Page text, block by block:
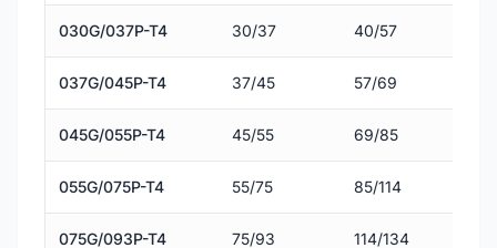
030G/037P-T4 30/37 40/57
037G/045P-T4 37/45 57/69
045G/055P-T4 45/55 69/85
055G/075P-T4 55/75 85/114
075G/093P-T4 75/93 114/134